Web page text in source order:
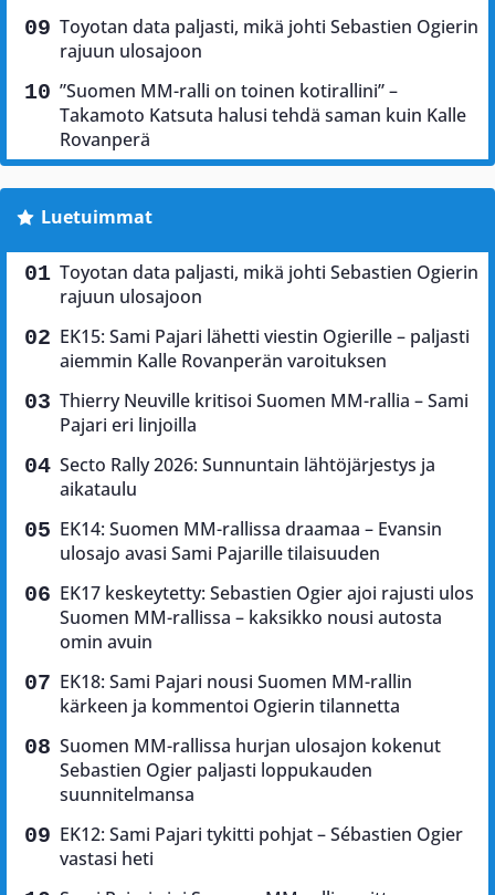
Toyotan data paljasti, mikä johti Sebastien Ogierin
rajuun ulosajoon
”Suomen MM-ralli on toinen kotirallini” –
Takamoto Katsuta halusi tehdä saman kuin Kalle
Rovanperä
Luetuimmat
Toyotan data paljasti, mikä johti Sebastien Ogierin
rajuun ulosajoon
EK15: Sami Pajari lähetti viestin Ogierille – paljasti
aiemmin Kalle Rovanperän varoituksen
Thierry Neuville kritisoi Suomen MM-rallia – Sami
Pajari eri linjoilla
Secto Rally 2026: Sunnuntain lähtöjärjestys ja
aikataulu
EK14: Suomen MM-rallissa draamaa – Evansin
ulosajo avasi Sami Pajarille tilaisuuden
EK17 keskeytetty: Sebastien Ogier ajoi rajusti ulos
Suomen MM-rallissa – kaksikko nousi autosta
omin avuin
EK18: Sami Pajari nousi Suomen MM-rallin
kärkeen ja kommentoi Ogierin tilannetta
Suomen MM-rallissa hurjan ulosajon kokenut
Sebastien Ogier paljasti loppukauden
suunnitelmansa
EK12: Sami Pajari tykitti pohjat – Sébastien Ogier
vastasi heti